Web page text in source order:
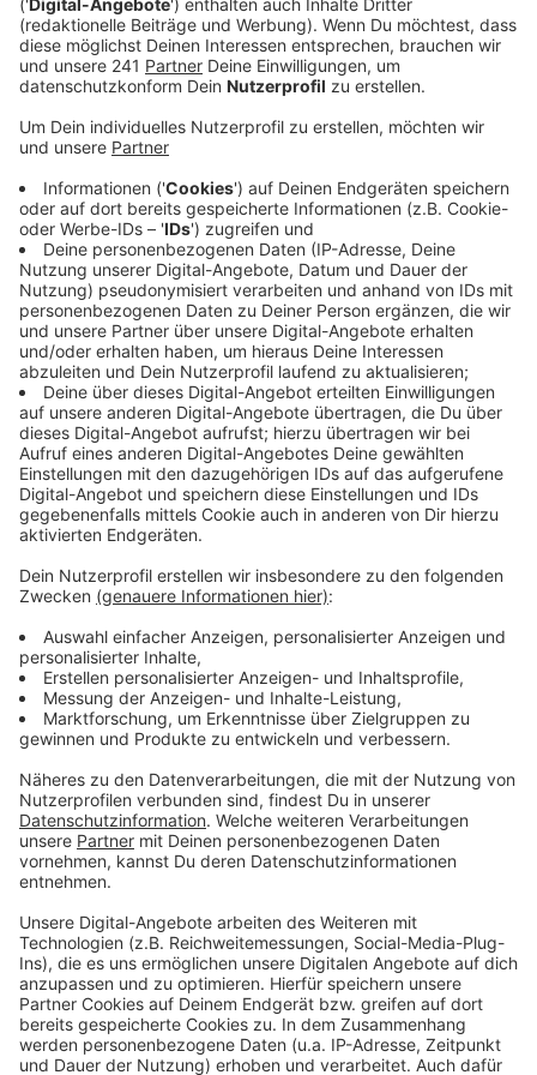
und der Bonner Polizeipräsident Hoever werden
den Weg und das dazugehörige Straßenschild am
Mittag vorstellen. Gerd Höllige war im Juli 2002 bei
einem Routineeinsatz ums Leben gekommen.
Veröffentlicht:Mittwoch, 09.10.2024 06:33
Anzeige
Anwohner hatten damals einen Einbruch vermutet.
Höllige und sein Kollege verfolgten den
Tatverdächtigen, dann kam es zu einer Rangelei. Der
psychisch kranke Täter gelangte an eine der
Dienstwaffen und schoss mehrfach auf beide Beamte.
Höllige starb nach mehreren Schüssen in die Brust.Ein
Jahr nach dem tragischen Geschehen wurde durch die
Bonner Gewerkschaft der Polizei ein Gedenkstein in
der Nähe des Tatortes an der Koblenzer Straße
aufgestellt.
Anzeige
©Polizei Bonn
Anzeige
©Polizei Bonn
Anzeige
Anzeige